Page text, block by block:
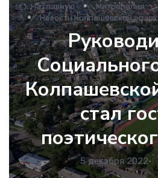
На главную
Митрополия
Новости Колпашевской
стал
5 декабря 2022•